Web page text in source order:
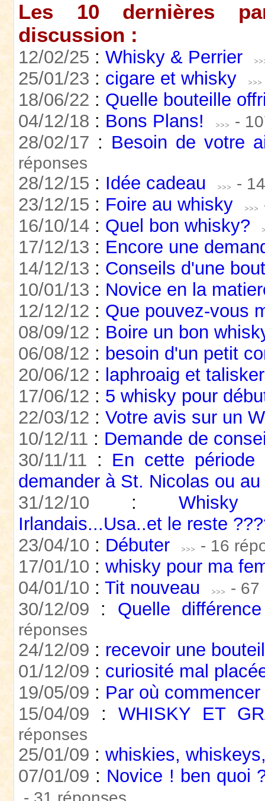
Les 10 dernières
discussion :
12/02/25 : Whisky & Perrier
25/01/23 : cigare et whisky
18/06/22 : Quelle bouteille
04/12/18 : Bons Plans! -
28/02/17 : Besoin de votre
réponses
28/12/15 : Idée cadeau -
23/12/15 : Foire au whisky
16/10/14 : Quel bon whisky?
17/12/13 : Encore une
14/12/13 : Conseils d'une
10/01/13 : Novice en la
12/12/12 : Que pouvez-vous
08/09/12 : Boire un bon
06/08/12 : besoin d'un petit
20/06/12 : laphroaig et talisker
17/06/12 : 5 whisky pour
22/03/12 : Votre avis sur un
10/12/11 : Demande de
30/11/11 : En cette période
demander à St. Nicolas ou
31/12/10 : Whisky
Irlandais...Usa..et le reste
23/04/10 : Débuter - 16
17/01/10 : whisky pour ma
04/01/10 : Tit nouveau - 67
30/12/09 : Quelle
réponses
24/12/09 : recevoir une
01/12/09 : curiosité mal
19/05/09 : Par où commencer
15/04/09 : WHISKY ET
réponses
25/01/09 : whiskies,
07/01/09 : Novice ! ben quoi